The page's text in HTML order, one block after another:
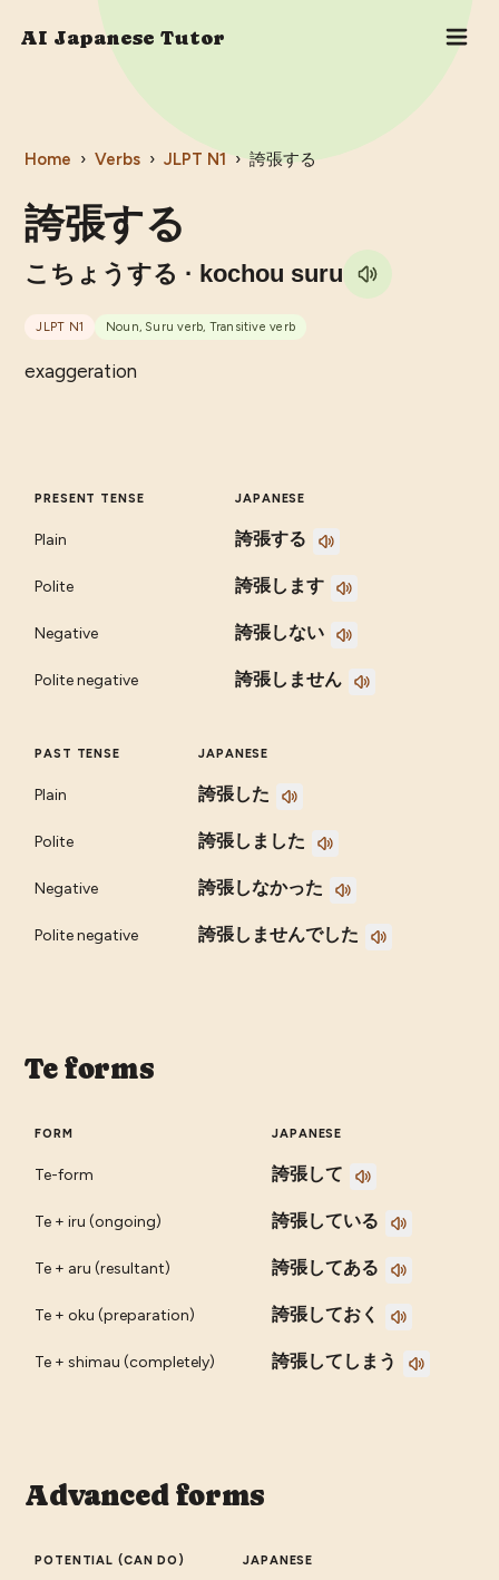
AI Japanese Tutor
Home › Verbs › JLPT N1 › 誇張する
誇張する
こちょうする · kochou suru
JLPT N1 Noun, Suru verb, Transitive verb
exaggeration
PRESENT TENSE JAPANESE
Plain 誇張する
Polite 誇張します
Negative 誇張しない
Polite negative 誇張しません
PAST TENSE JAPANESE
Plain 誇張した
Polite 誇張しました
Negative 誇張しなかった
Polite negative 誇張しませんでした
Te forms
FORM JAPANESE
Te-form 誇張して
Te + iru (ongoing) 誇張している
Te + aru (resultant) 誇張してある
Te + oku (preparation) 誇張しておく
Te + shimau (completely) 誇張してしまう
Advanced forms
POTENTIAL (CAN DO) JAPANESE